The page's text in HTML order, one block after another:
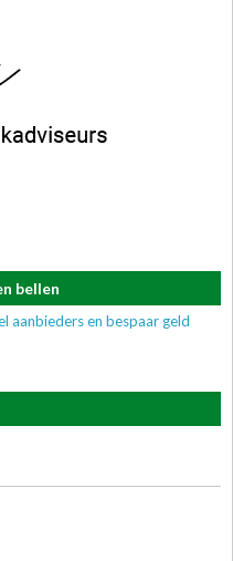
bellen
aanbieders en bespaar geld